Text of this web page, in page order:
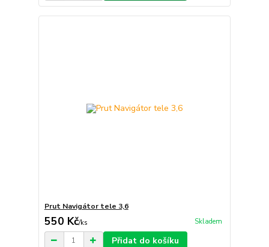
Prut Navigátor tele 3,6
550 Kč/ks Skladem
Přidat do košíku